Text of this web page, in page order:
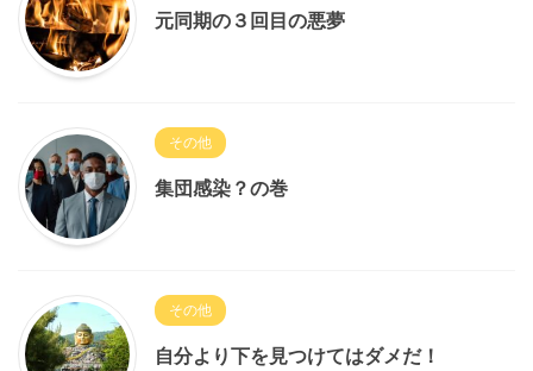
元同期の３回目の悪夢
その他
集団感染？の巻
その他
自分より下を見つけてはダメだ！